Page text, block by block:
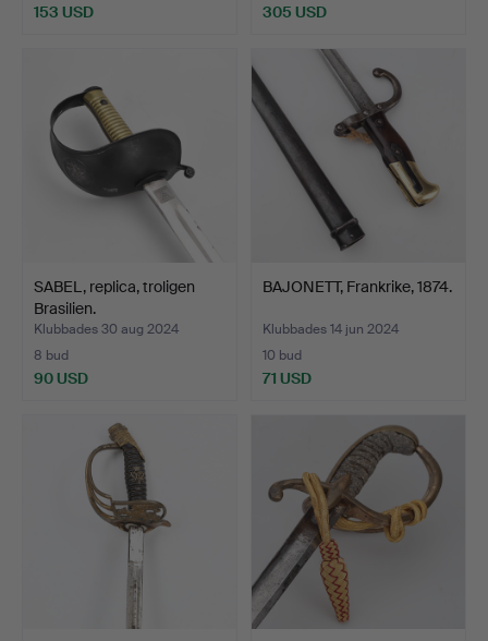
153 USD 305 USD
SABEL, replica, troligen
Brasilien.
Klubbades 30 aug 2024
8 bud
90 USD
BAJONETT, Frankrike, 1874.
Klubbades 14 jun 2024
10 bud
71 USD